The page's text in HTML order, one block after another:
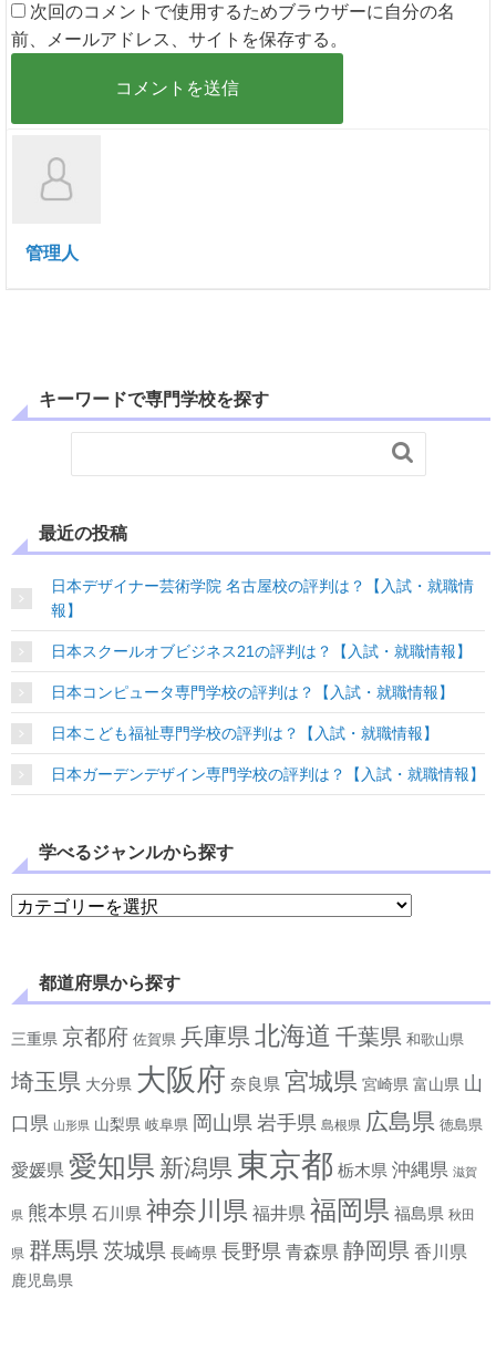
次回のコメントで使用するためブラウザーに自分の名
前、メールアドレス、サイトを保存する。
管理人
キーワードで専門学校を探す

最近の投稿
日本デザイナー芸術学院 名古屋校の評判は？【入試・就職情
報】
日本スクールオブビジネス21の評判は？【入試・就職情報】
日本コンピュータ専門学校の評判は？【入試・就職情報】
日本こども福祉専門学校の評判は？【入試・就職情報】
日本ガーデンデザイン専門学校の評判は？【入試・就職情報】
学べるジャンルから探す
学べるジャンルから探す
都道府県から探す
三重県 京都府 佐賀県 兵庫県 北海道 千葉県 和歌山県
埼玉県 大分県 大阪府 奈良県 宮城県 宮崎県 富山県 山
口県 山形県 山梨県 岐阜県 岡山県 岩手県 島根県 広島県 徳島県
愛媛県 愛知県 新潟県 東京都 栃木県 沖縄県 滋賀
県 熊本県 石川県 神奈川県 福井県 福岡県 福島県 秋田
県 群馬県 茨城県 長崎県 長野県 青森県 静岡県 香川県
鹿児島県